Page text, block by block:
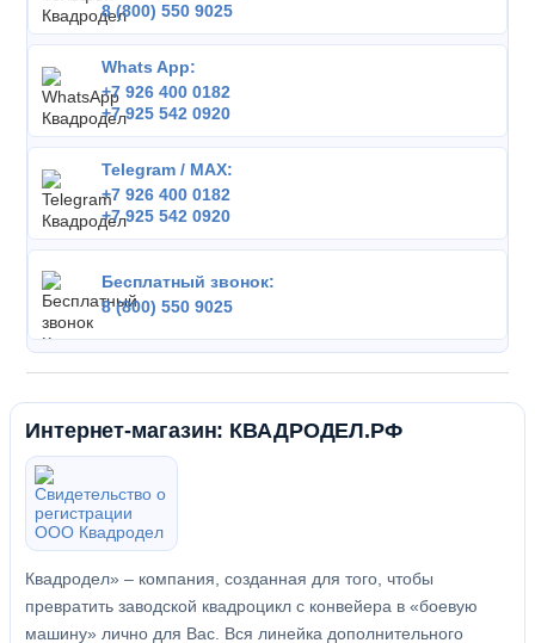
8 (800) 550 9025
Whats App:
+7 926 400 0182
+7 925 542 0920
Telegram / MAX:
+7 926 400 0182
+7 925 542 0920
Бесплатный звонок:
8 (800) 550 9025
Интернет-магазин: КВАДРОДЕЛ.РФ
Квадродел» – компания, созданная для того, чтобы
превратить заводской квадроцикл с конвейера в «боевую
машину» лично для Вас. Вся линейка дополнительного